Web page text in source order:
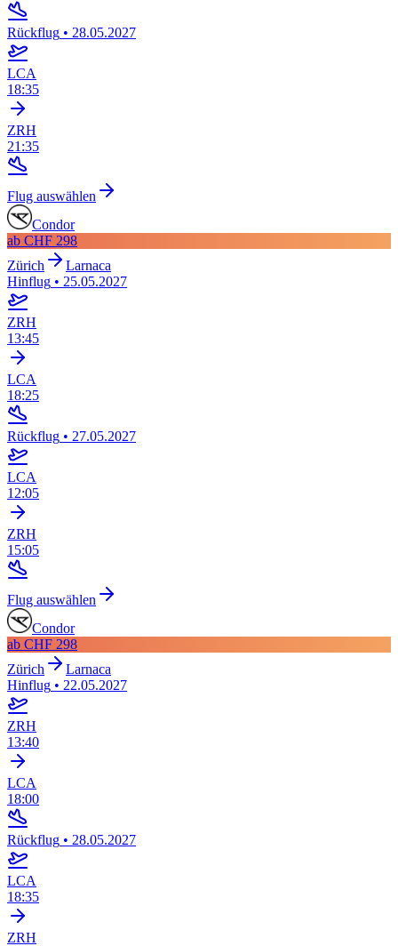
Rückflug • 28.05.2027
LCA
18:35
ZRH
21:35
Flug auswählen
Condor
ab CHF 298
Zürich
Larnaca
Hinflug • 25.05.2027
ZRH
13:45
LCA
18:25
Rückflug • 27.05.2027
LCA
12:05
ZRH
15:05
Flug auswählen
Condor
ab CHF 298
Zürich
Larnaca
Hinflug • 22.05.2027
ZRH
13:40
LCA
18:00
Rückflug • 28.05.2027
LCA
18:35
ZRH